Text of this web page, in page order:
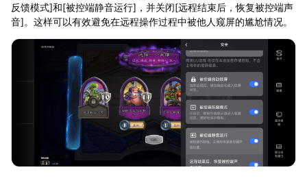
反馈模式]和[被控端静音运行]，并关闭[远程结束后，恢复被控端声
音]。这样可以有效避免在远程操作过程中被他人窥屏的尴尬情况。